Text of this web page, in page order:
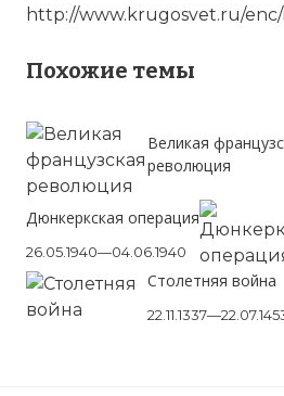
http://www.krugosvet.ru/enc/
Похожие темы
Великая
революция
Дюнкеркская операция
26.05.1940—04.06.1940
Столетняя война